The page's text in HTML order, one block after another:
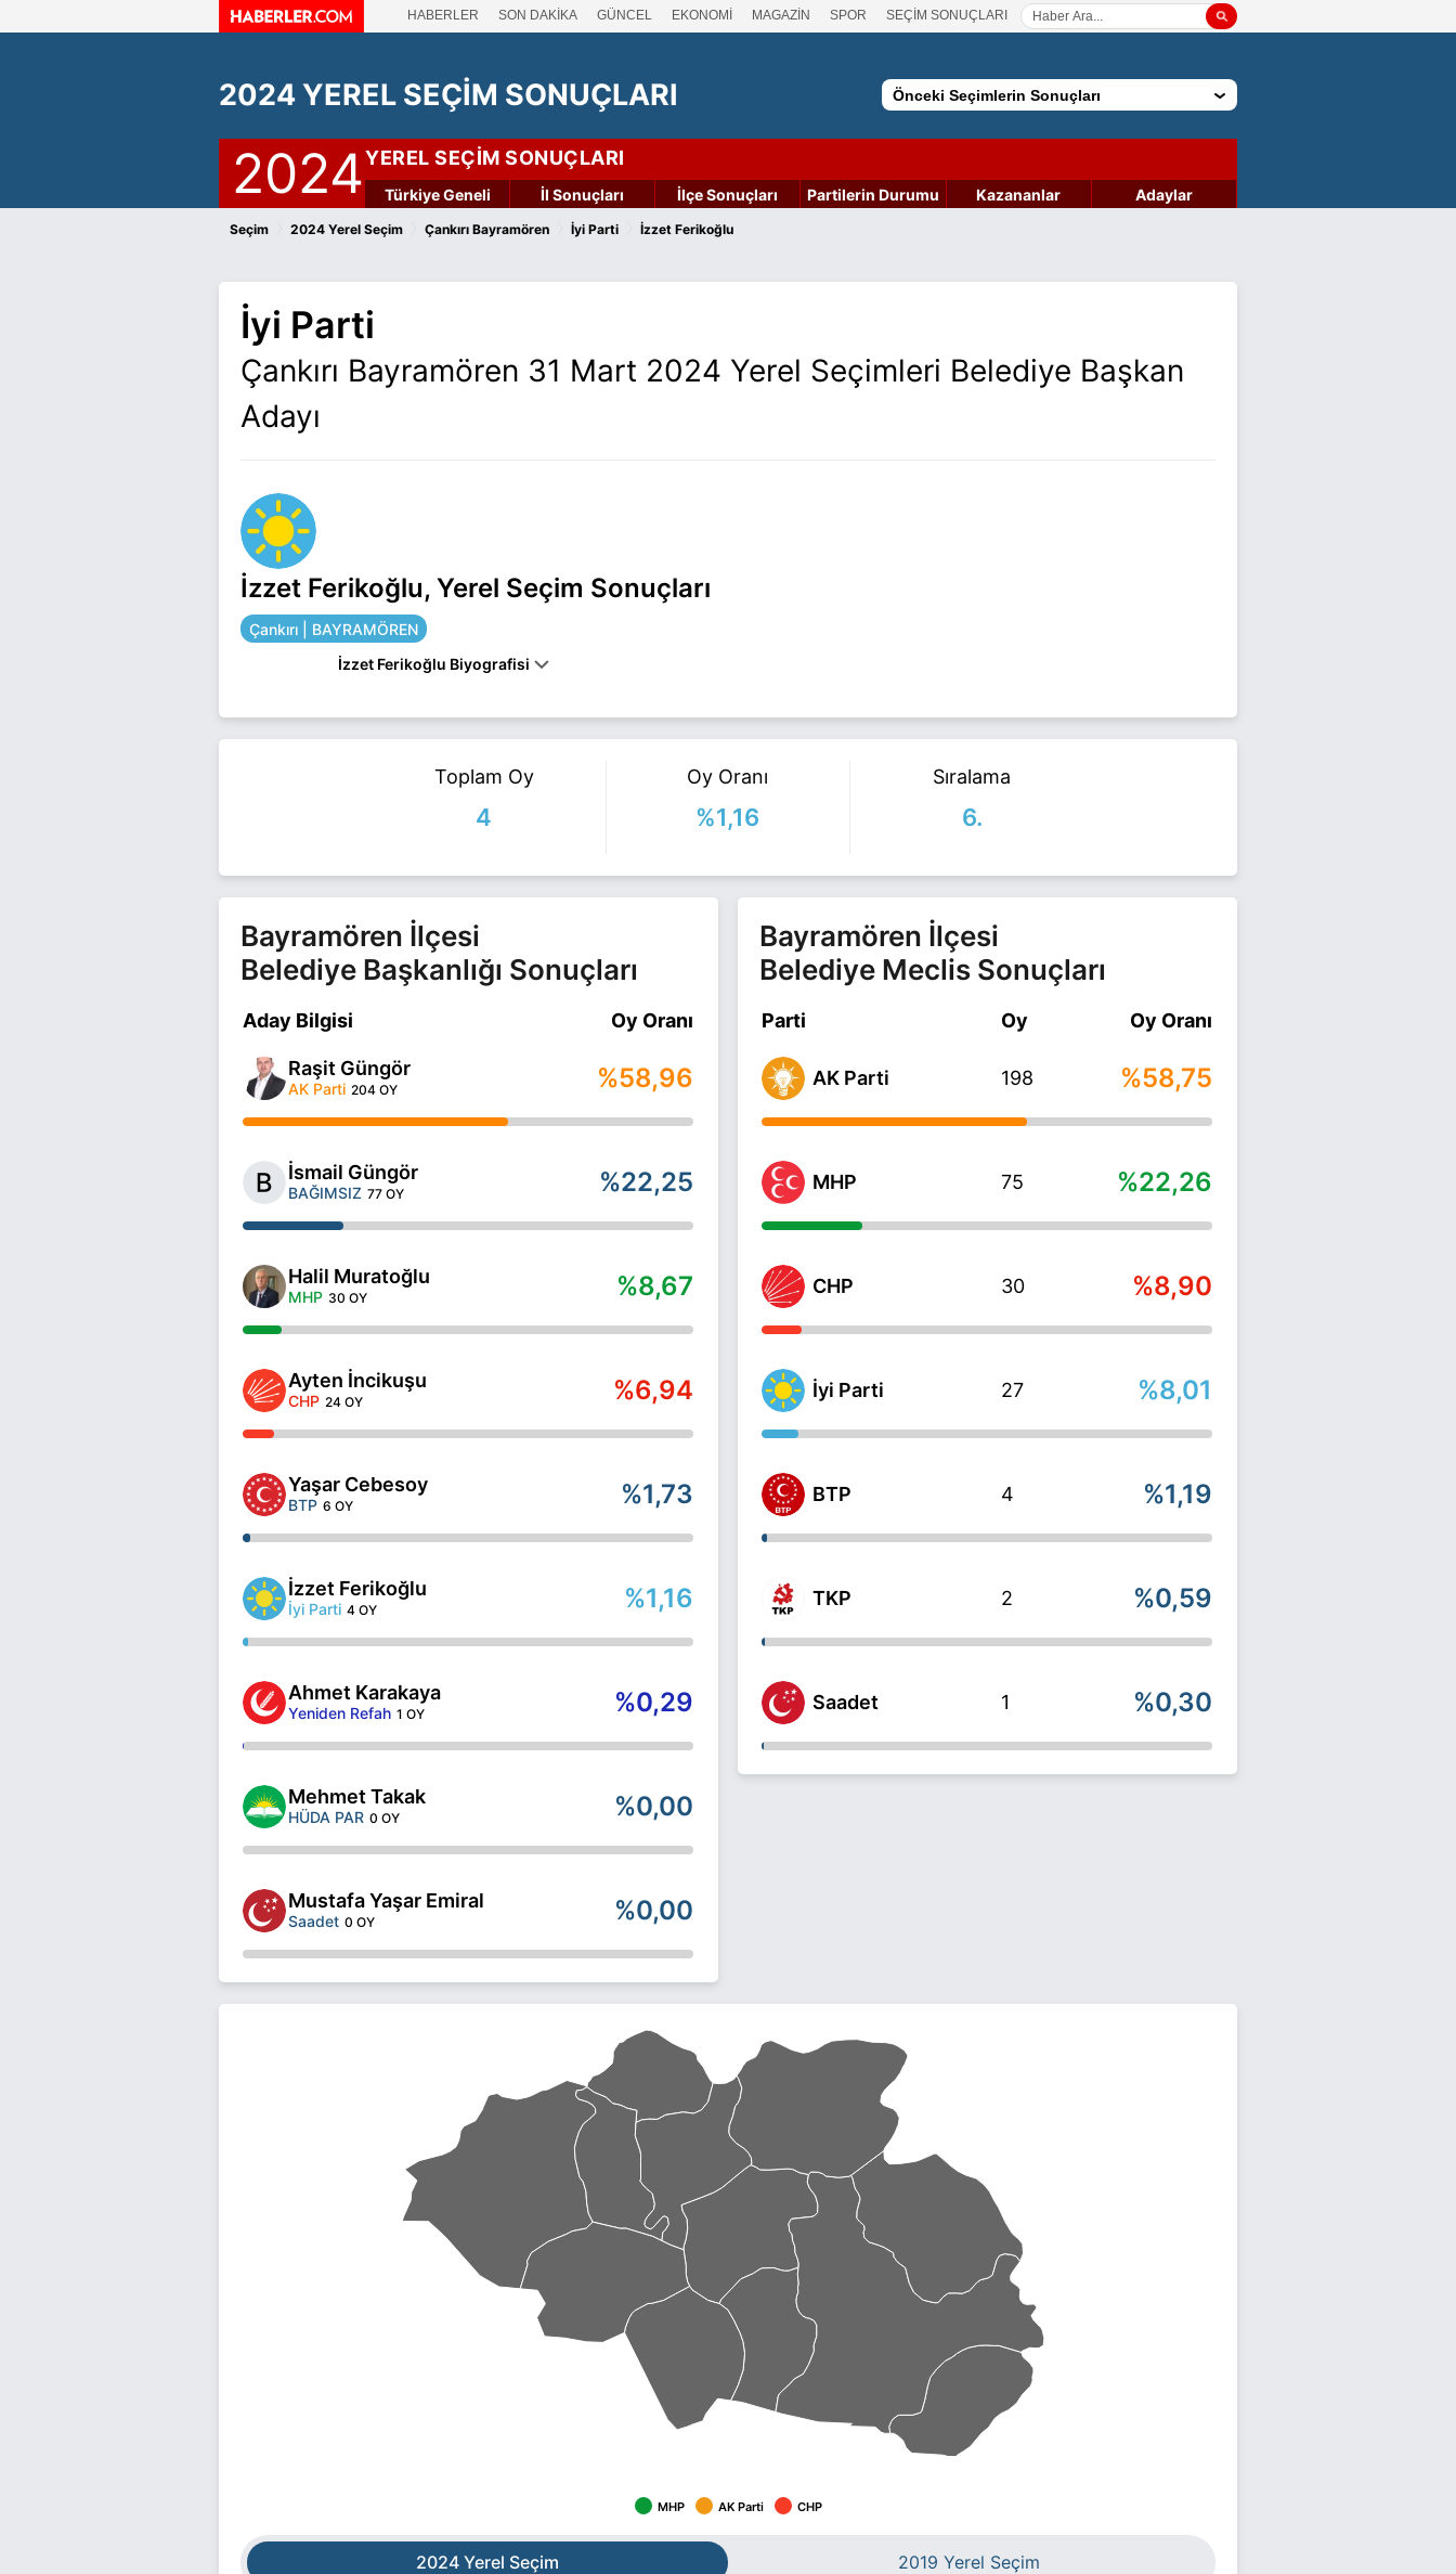
HABERLER SON DAKİKA GÜNCEL EKONOMİ MAGAZİN SPOR SEÇİM SONUÇLARI
2024 YEREL SEÇİM SONUÇLARI Önceki Seçimlerin Sonuçları
2024YEREL SEÇİM SONUÇLARI
Türkiye Geneli İl Sonuçları İlçe Sonuçları Partilerin Durumu Kazananlar Adaylar
Seçim 2024 Yerel Seçim Çankırı Bayramören İyi Parti İzzet Ferikoğlu
İyi Parti
Çankırı Bayramören 31 Mart 2024 Yerel Seçimleri Belediye Başkan
Adayı
İzzet Ferikoğlu, Yerel Seçim Sonuçları
Çankırı | BAYRAMÖREN
İzzet Ferikoğlu Biyografisi
İzzet Ferikoğlu ile ilgili daha fazla bilgi için
İzzet Ferikoğlu Haberleri sayfamızı ziyaret edin.
Toplam Oy
4
Oy Oranı
%1,16
Sıralama
6.
Bayramören İlçesi
Belediye Başkanlığı Sonuçları
Aday Bilgisi Oy Oranı
Raşit Güngör
AK Parti 204 OY %58,96
İsmail Güngör
BAĞIMSIZ 77 OY %22,25
Halil Muratoğlu
MHP 30 OY %8,67
Ayten İncikuşu
CHP 24 OY %6,94
Yaşar Cebesoy
BTP 6 OY %1,73
İzzet Ferikoğlu
İyi Parti 4 OY %1,16
Ahmet Karakaya
Yeniden Refah 1 OY %0,29
Mehmet Takak
HÜDA PAR 0 OY %0,00
Mustafa Yaşar Emiral
Saadet 0 OY %0,00
Bayramören İlçesi
Belediye Meclis Sonuçları
Parti Oy Oy Oranı
AK Parti 198 %58,75
MHP 75 %22,26
CHP 30 %8,90
İyi Parti 27 %8,01
BTP 4 %1,19
TKP 2 %0,59
Saadet 1 %0,30
MHP AK Parti CHP
2024 Yerel Seçim 2019 Yerel Seçim